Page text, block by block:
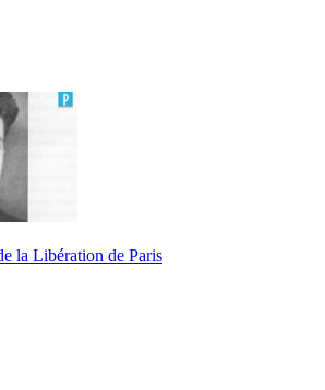
la Libération de Paris